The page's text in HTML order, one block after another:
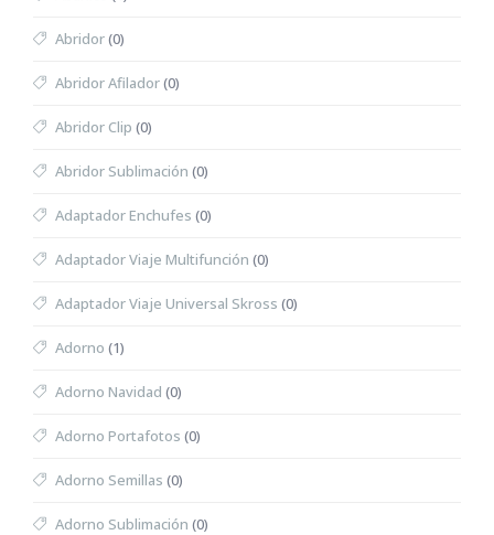
Abridor(0)
Abridor Afilador(0)
Abridor Clip (0)
Abridor Sublimación (0)
Adaptador Enchufes (0)
Adaptador Viaje Multifunción (0)
Adaptador Viaje Universal Skross (0)
Adorno (1)
Adorno Navidad (0)
Adorno Portafotos (0)
Adorno Semillas (0)
Adorno Sublimación (0)